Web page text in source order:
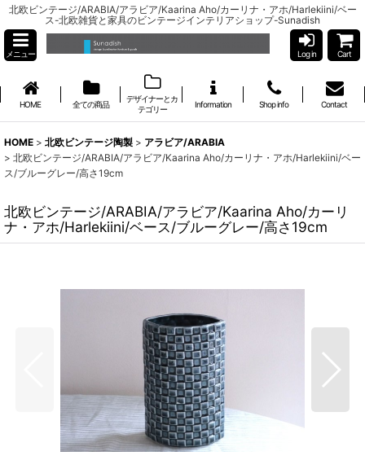
北欧ビンテージ/ARABIA/アラビア/Kaarina Aho/カーリナ・アホ/Harlekiini/ベー
ス-北欧雑貨と家具のビンテージインテリアショップ-Sunadish
メニュー Log in Cart
HOME 全ての商品
デザイナーとカ
テゴリー
Information Shop info Contact
HOME > 北欧ビンテージ陶製 > アラビア/ARABIA
> 北欧ビンテージ/ARABIA/アラビア/Kaarina Aho/カーリナ・アホ/Harlekiini/ベー
ス/ブルーグレー/高さ19cm
北欧ビンテージ/ARABIA/アラビア/Kaarina Aho/カーリ
ナ・アホ/Harlekiini/ベース/ブルーグレー/高さ19cm